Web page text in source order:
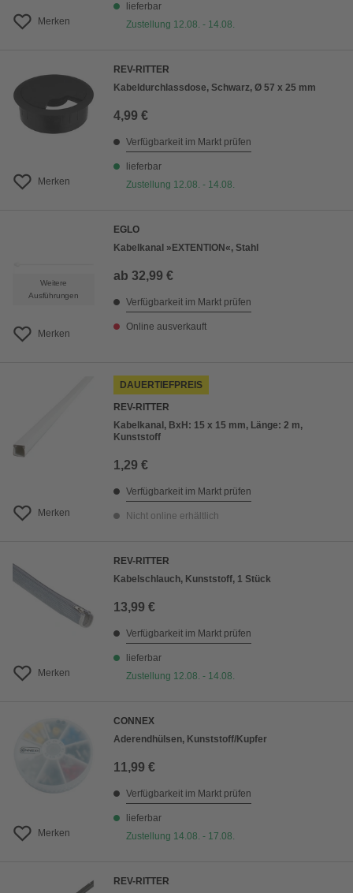
Merken
lieferbar
Zustellung 12.08. - 14.08.
Merken
REV-RITTER
Kabeldurchlassdose, Schwarz, Ø 57 x 25 mm
4,99 €
Verfügbarkeit im Markt prüfen
lieferbar
Zustellung 12.08. - 14.08.
Weitere
Ausführungen
Merken
EGLO
Kabelkanal »EXTENTION«, Stahl
ab 32,99 €
Verfügbarkeit im Markt prüfen
Online ausverkauft
Merken
DAUERTIEFPREIS
REV-RITTER
Kabelkanal, BxH: 15 x 15 mm, Länge: 2 m,
Kunststoff
1,29 €
Verfügbarkeit im Markt prüfen
Nicht online erhältlich
Merken
REV-RITTER
Kabelschlauch, Kunststoff, 1 Stück
13,99 €
Verfügbarkeit im Markt prüfen
lieferbar
Zustellung 12.08. - 14.08.
Merken
CONNEX
Aderendhülsen, Kunststoff/Kupfer
11,99 €
Verfügbarkeit im Markt prüfen
lieferbar
Zustellung 14.08. - 17.08.
REV-RITTER